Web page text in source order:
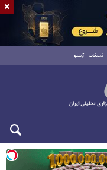
تبلیغات آرشیو
×